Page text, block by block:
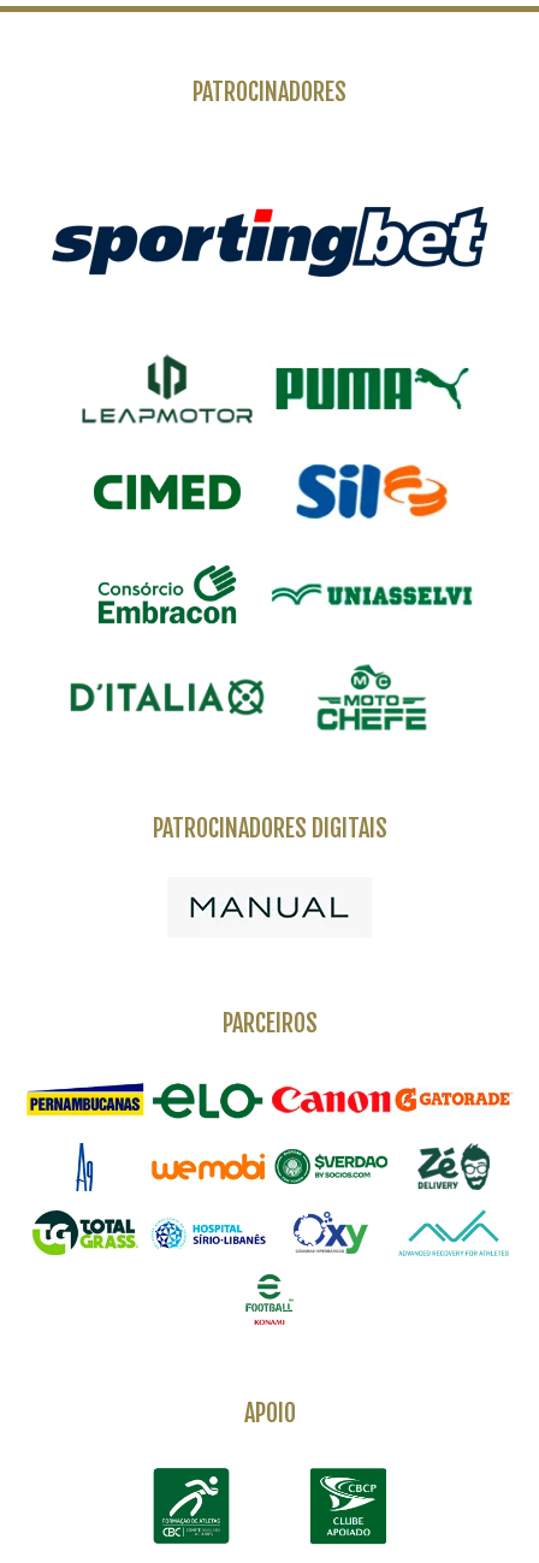
PATROCINADORES
PATROCINADORES DIGITAIS
PARCEIROS
APOIO